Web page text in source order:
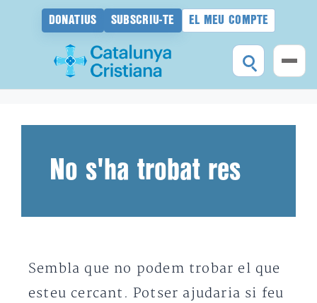
DONATIUS SUBSCRIU-TE EL MEU COMPTE
No s'ha trobat res
Sembla que no podem trobar el que
esteu cercant. Potser ajudaria si feu